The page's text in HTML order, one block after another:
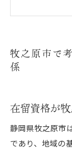
る
ワーキン
在留
地で実
ワー
牧之原市で
係
在留資格が
静岡県牧之原市
であり、地域の